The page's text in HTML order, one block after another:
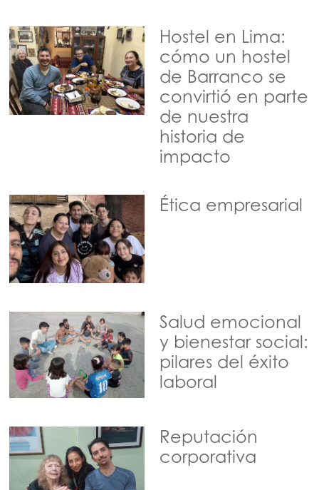
Hostel en Lima:
cómo un hostel
de Barranco se
convirtió en parte
de nuestra
historia de
impacto
Ética empresarial
Salud emocional
y bienestar social:
pilares del éxito
laboral
Reputación
corporativa